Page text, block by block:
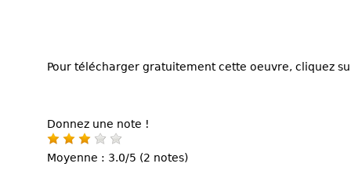
Pour télécharger gratuitement cette oeuvre, cliquez
Donnez une note !
Moyenne : 3.0/5 (2 notes)